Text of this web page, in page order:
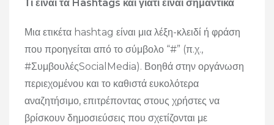
Τι είναι τα Hashtags και γιατί είναι σημαντικά
Μια ετικέτα hashtag είναι μια λέξη-κλειδί ή φράση
που προηγείται από το σύμβολο “#” (π.χ.,
#ΣυμβουλέςSocialMedia). Βοηθά στην οργάνωση
περιεχομένου και το καθιστά ευκολότερα
αναζητήσιμο, επιτρέποντας στους χρήστες να
βρίσκουν δημοσιεύσεις που σχετίζονται με